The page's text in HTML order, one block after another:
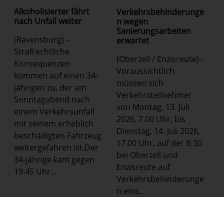
Alkoholisierter fährt
nach Unfall weiter
(Ravensburg) -
Strafrechtliche
Konsequenzen
kommen auf einen 34-
jährigen zu, der am
Sonntagabend nach
einem Verkehrsunfall
mit seinem erheblich
beschädigten Fahrzeug
weitergefahren ist.Der
34-jährige kam gegen
19.45 Uhr...
Verkehrsbehinderunge
n wegen
Sanierungsarbeiten
erwartet
(Oberzell / Enzisreute) -
Voraussichtlich
müssen sich
Verkehrsteilnehmer
von Montag, 13. Juli
2026, 7.00 Uhr, bis
Dienstag, 14. Juli 2026,
17.00 Uhr, auf der B 30
bei Oberzell und
Enzisreute auf
Verkehrsbehinderunge
n eins...